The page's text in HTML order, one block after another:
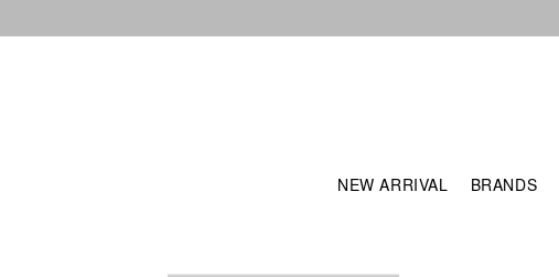
NEW ARRIVAL BRANDS